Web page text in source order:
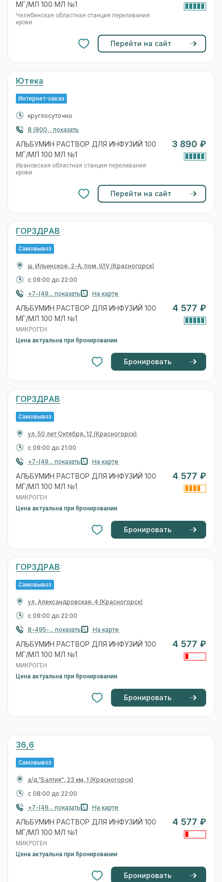
МГ/МЛ 100 МЛ №1
Челябинская областная станция переливания
крови
Перейти на сайт
Ютека
Интернет-заказ
круглосуточно
8 (800... показать
АЛЬБУМИН РАСТВОР ДЛЯ ИНФУЗИЙ 100
МГ/МЛ 100 МЛ №1
Ивановская областная станция переливания
крови
3 890 ₽
Перейти на сайт
ГОРЗДРАВ
Самовывоз
ш. Ильинское, 2-А, пом. II/IV (Красногорск)
с 09:00 до 22:00
+7-(49... показать
На карте
АЛЬБУМИН РАСТВОР ДЛЯ ИНФУЗИЙ 100
МГ/МЛ 100 МЛ №1
МИКРОГЕН
Цена актуальна при бронировании
4 577 ₽
Бронировать
ГОРЗДРАВ
Самовывоз
ул. 50 лет Октября, 12 (Красногорск)
с 09:00 до 21:00
+7-(49... показать
На карте
АЛЬБУМИН РАСТВОР ДЛЯ ИНФУЗИЙ 100
МГ/МЛ 100 МЛ №1
МИКРОГЕН
Цена актуальна при бронировании
4 577 ₽
Бронировать
ГОРЗДРАВ
Самовывоз
ул. Александровская, 4 (Красногорск)
с 09:00 до 22:00
8-495-... показать
На карте
АЛЬБУМИН РАСТВОР ДЛЯ ИНФУЗИЙ 100
МГ/МЛ 100 МЛ №1
МИКРОГЕН
Цена актуальна при бронировании
4 577 ₽
Бронировать
36,6
Самовывоз
а/д "Балтия", 23 км, 1 (Красногорск)
с 08:00 до 22:00
+7-(49... показать
На карте
АЛЬБУМИН РАСТВОР ДЛЯ ИНФУЗИЙ 100
МГ/МЛ 100 МЛ №1
МИКРОГЕН
Цена актуальна при бронировании
4 577 ₽
Бронировать